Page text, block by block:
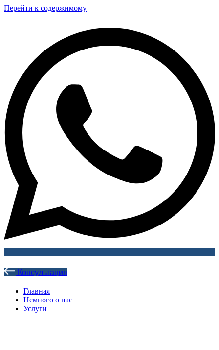
Перейти к содержимому
Консультация
Главная
Немного о нас
Услуги